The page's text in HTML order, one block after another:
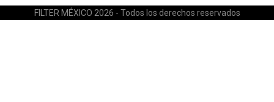
FILTER MÉXICO 2026 - Todos los derechos reservados